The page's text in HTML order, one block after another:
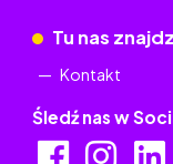
Tu nas
Kontakt
Śledź nas w